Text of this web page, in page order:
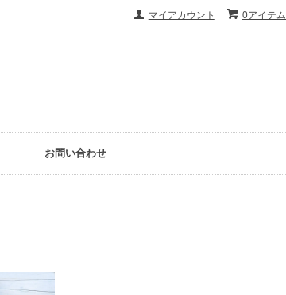
0アイテム
マイアカウント
お問い合わせ